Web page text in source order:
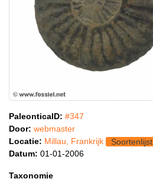
PaleonticaID: #347
Door: webmaster
Locatie: Millau, Frankrijk
Soortenlijst
Datum: 01-01-2006
Taxonomie